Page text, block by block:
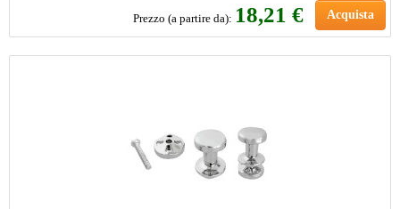
Prezzo (a partire da): 18,21 € Acquista